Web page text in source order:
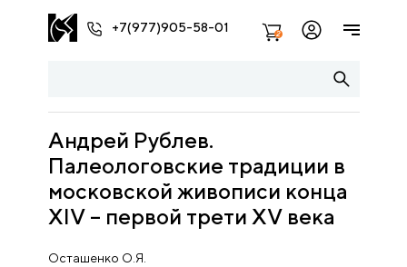
+7(977)905-58-01 2
Андрей Рублев.
Палеологовские традиции в
московской живописи конца
XIV – первой трети XV века
Осташенко О.Я.